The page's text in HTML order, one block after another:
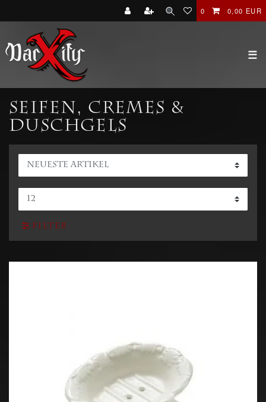
0 0,00 EUR
☰
Seifen, Cremes &
Duschgels
Filter